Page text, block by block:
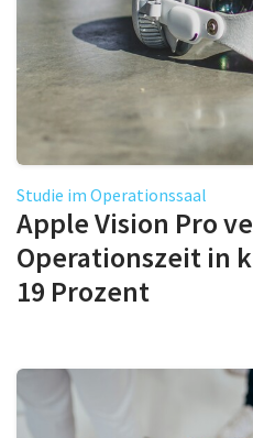
Studie im Operationssaal
Apple Vision Pro
Operationszeit in
19 Prozent